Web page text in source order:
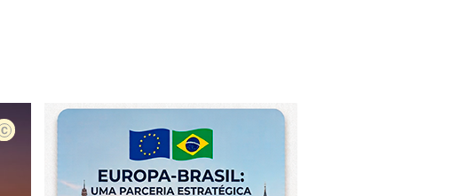
Finlândia começa a operar nova planta de energia em meia a polêmicas. (Foto: Viktor